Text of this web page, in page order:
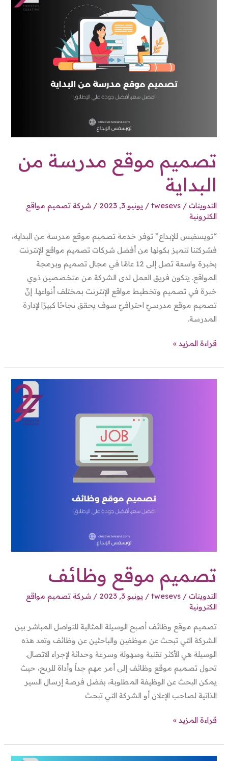
تصميم موقع مدرسة من
البداية
التدوينات /
twesevs
/يونيو 3, 2023 / شركة تصميم مواقع
الكترونية
“تويسفيس للإبداع” توفر خدمة تصميم موقع مدرسة من البداية،
فشركتنا تتميز بكونها من أفضل شركات تصميم مواقع الإنترنت
بخبرة واسعة تصل إلى 12 عامًا في مجال تصميم وبرمجة
المواقع. يتكون فريق العمل لدى الشركة من متخصصين ذوي
خبرة في تصميم وتخطيط مواقع الإنترنت بمختلف أنواعها. إنّ
تصميم موقع مدرسيّ احترافيّ سوف يحقق نجاحًا كبيرًا لإدارة
المدرسة.
قراءة المزيد »
تصميم موقع وظائف
التدوينات /
twesevs
/يونيو 3, 2023 / شركة تصميم مواقع
الكترونية
تصميم موقع وظائف أصبح الوسيلة المثالية للتواصل المباشر بين
الشركة التي تبحث عن موظفين والباحثين عن وظائف وتعد هذه
الوسيلة هي الأكثر تقنية وسهولة وسرعة وحداثة لإجراء الاتصال.
تحول تصميم موقع وظائف إلى أمر مهم جداً وأداة للربح، حيث
يمكن البحث عن الوظيفة المطلوبة، بفضل فرصة إرسال السير
الذاتية لصاحب الإعلان أو الشركة التي تبحث
قراءة المزيد »